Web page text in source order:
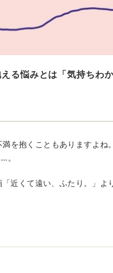
る悩みとは「気持ちわ
を抱くこともありますよね
。
近くて遠い、ふたり。」よ